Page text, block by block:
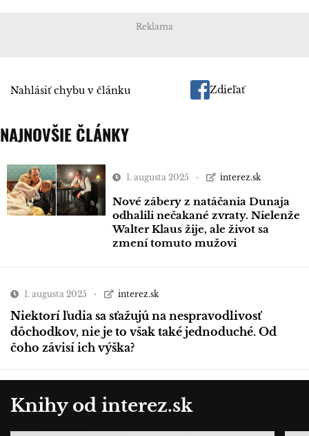
Reklama
Nahlásiť chybu v článku Zdieľať
NAJNOVŠIE ČLÁNKY
1. augusta 2025 interez.sk
Nové zábery z natáčania Dunaja
odhalili nečakané zvraty. Nielenže
Walter Klaus žije, ale život sa
zmení tomuto mužovi
1. augusta 2025 interez.sk
Niektorí ľudia sa sťažujú na nespravodlivosť
dôchodkov, nie je to však také jednoduché. Od
čoho závisí ich výška?
Knihy od interez.sk